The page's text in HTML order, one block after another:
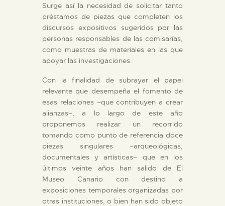
COLECCIONES
DIDÁCTICA
Surge así la necesidad de solicitar tanto
préstamos de piezas que completen los
discursos expositivos sugeridos por las
personas responsables de las comisarías,
como muestras de materiales en las que
apoyar las investigaciones.
Con la finalidad de subrayar el papel
relevante que desempeña el fomento de
esas relaciones –que contribuyen a crear
alianzas–, a lo largo de este año
proponemos realizar un recorrido
tomando como punto de referencia doce
piezas singulares –arqueológicas,
documentales y artísticas– que en los
últimos veinte años han salido de El
Museo Canario con destino a
exposiciones temporales organizadas por
otras instituciones, o bien han sido objeto